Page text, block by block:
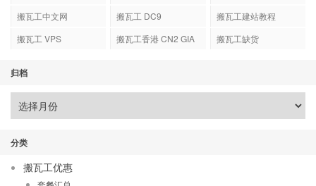
搬瓦工中文网
搬瓦工 DC9
搬瓦工建站教程
搬瓦工 VPS
搬瓦工香港 CN2 GIA 搬瓦工缺货
归档
分类
搬瓦工优惠